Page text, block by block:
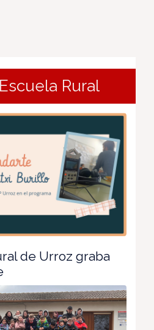
Rural
de Urroz graba